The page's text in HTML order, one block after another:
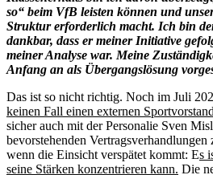
so“ beim VfB leisten können und
Struktur erforderlich macht. Ich bin
dankbar, dass er meiner Initiative
meiner Analyse war. Meine
Anfang an als Übergangslösung
Das ist so nicht richtig. Noch im Juli
keinen Fall einen externen
sicher auch mit der Personalie Sven
bevorstehenden
wenn die Einsicht verspätet kommt: Es
seine Stärken konzentrieren kann. Die